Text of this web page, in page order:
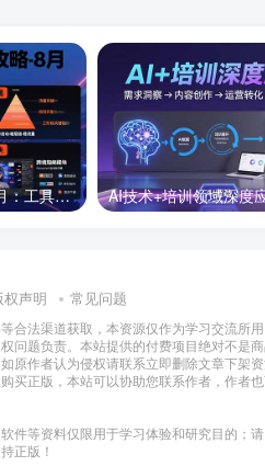
半无人直播全攻略-8月：工具使用+起号逻辑+违规规避,新增AI超体与跨境模块
权声明 常见问题
合法渠道获取，本资源仅作为学习交流所
问题负责。本站提供的付费项目绝对不是
原作者认为侵权请联系立即删除文章下架
买正版，本站可以协助您联系作者，作者
件等资料仅限用于学习体验和研究目的；
正版！